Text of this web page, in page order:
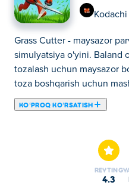
Grass Cutter - maysazor
simulyatsiya o'yini. Baland
tozalash uchun maysazor
toza boshqarish uchun
KOʻPROQ KOʻRSATISH
qaychi va ryukzak bilan
ko'rgan har bir yamoqni
o'tlaringizni tangaga
REYTING
4.3